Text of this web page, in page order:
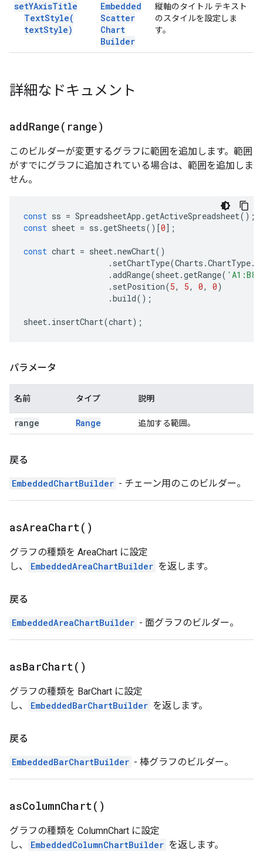
setYAxisTitle
TextStyle(
textStyle)
Embedded
Scatter
Chart
Builder
縦軸のタイトル テキスト
のスタイルを設定しま
す。
詳細なドキュメント
addRange( range)
このビルダーが変更するグラフに範囲を追加します。範囲
がすでにグラフに追加されている場合は、範囲を追加しま
せん。
const ss = SpreadsheetApp .getActiveSpreadsheet();
const sheet = ss .getSheets()[0];
const chart = sheet.newChart()
. setChartType(Charts .ChartType.
.addRange(sheet.getRange( 'A1:B8'
. setPosition(5, 5, 0, 0)
.build();
sheet. insertChart(chart);
パラメータ
名前 タイプ 説明
range Range 追加する範囲。
戻る
EmbeddedChartBuilder - チェーン用のこのビルダー。
asAreaChart( )
グラフの種類を AreaChart に設定
し、
EmbeddedAreaChartBuilder を返します。
戻る
EmbeddedAreaChartBuilder - 面グラフのビルダー。
asBarChart( )
グラフの種類を BarChart に設定
し、
EmbeddedBarChartBuilder を返します。
戻る
EmbeddedBarChartBuilder - 棒グラフのビルダー。
asColumnChart( )
グラフの種類を ColumnChart に設定
し、
EmbeddedColumnChartBuilder を返します。